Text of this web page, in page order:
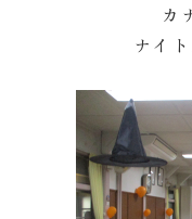
カ
ナイ